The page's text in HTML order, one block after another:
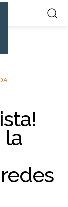
la